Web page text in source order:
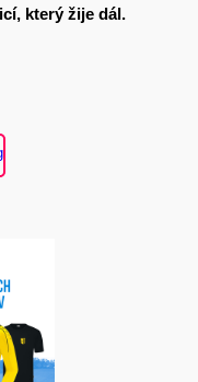
který žije dál.